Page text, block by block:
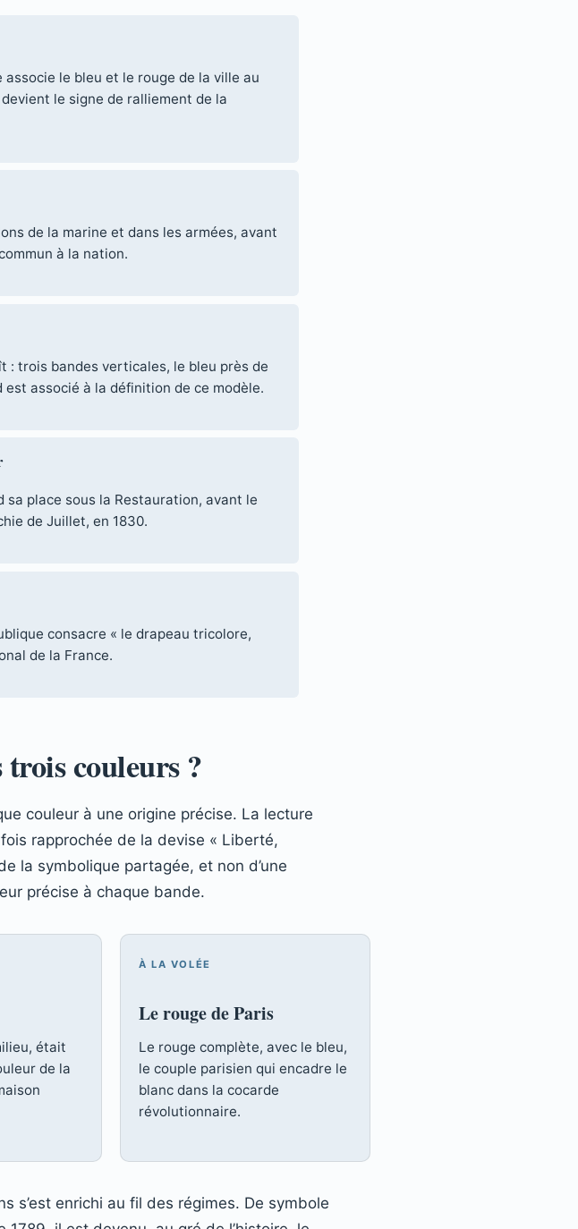
le bleu et le rouge de la ville au
le signe de ralliement de la
de la marine et dans les armées, avant
à la nation.
: trois bandes verticales, le bleu près de
associé à la définition de ce modèle.
place sous la Restauration, avant le
de Juillet, en 1830.
consacre « le drapeau tricolore,
de la France.
couleurs ?
couleur à une origine précise. La lecture
rapprochée de la devise « Liberté,
la symbolique partagée, et non d’une
précise à chaque bande.
était
de la
À LA VOLÉE
Le rouge de Paris
Le rouge complète, avec le bleu,
le couple parisien qui encadre le
blanc dans la cocarde
révolutionnaire.
s’est enrichi au fil des régimes. De symbole